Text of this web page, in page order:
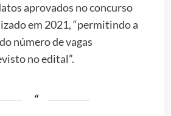
aprovados no concurso
em 2021, “permitindo a
número de vagas
no edital”.